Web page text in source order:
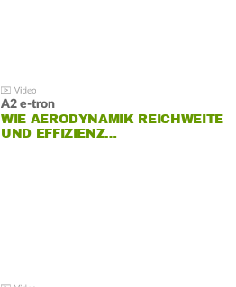
A2 e-tron
WIE AERODYNAMIK REICHWEITE
UND EFFIZIENZ…